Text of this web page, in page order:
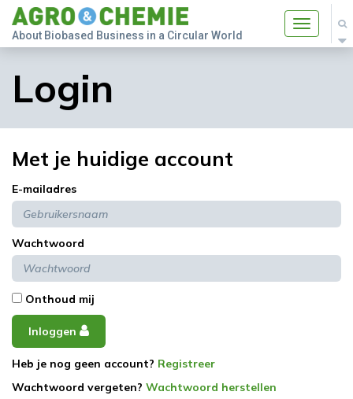
Toggle
About Biobased Business in a Circular World
Login
Met je huidige account
E-mailadres
Wachtwoord
Onthoud mij
Inloggen
Heb je nog geen account? Registreer
Wachtwoord vergeten? Wachtwoord herstellen